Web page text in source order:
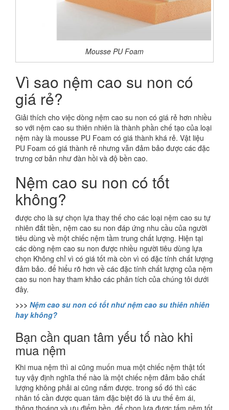
Mousse PU Foam
Vì sao nệm cao su non có
giá rẻ?
Giải thích cho việc dòng nệm cao su non có giá rẻ hơn nhiều
so với nệm cao su thiên nhiên là thành phần chế tạo của loại
nệm này là mousse PU Foam có giá thành khá rẻ. Vật liệu
PU Foam có giá thành rẻ nhưng vẫn đảm bảo được các đặc
trưng cơ bản như đàn hồi và độ bền cao.
Nệm cao su non có tốt
không?
được cho là sự chọn lựa thay thế cho các loại nệm cao su tự
nhiên đắt tiền, nệm cao su non đáp ứng nhu cầu của người
tiêu dùng về một chiếc nệm tầm trung chất lượng. Hiện tại
các dòng nệm cao su non được nhiều người tiêu dùng lựa
chọn Không chỉ vì có giá tốt mà còn vì có đặc tính chất lượng
đảm bảo. để hiểu rõ hơn về các đặc tính chất lượng của nệm
cao su non hay tham khảo các phân tích của chúng tôi dưới
đây.
>>> Nệm cao su non có tốt như nệm cao su thiên nhiên
hay không?
Bạn cần quan tâm yếu tố nào khi
mua nệm
Khi mua nệm thì ai cũng muốn mua một chiếc nệm thật tốt
tuy vậy định nghĩa thế nào là một chiếc nệm đảm bảo chất
lượng không phải ai cũng nắm được. trong số đó thì các
nhân tố cần được quan tâm đặc biệt đó là ưu thế êm ái,